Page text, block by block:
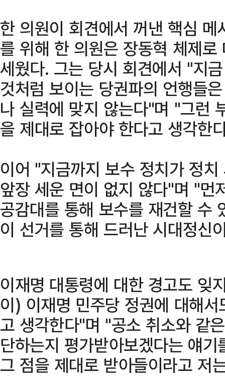
한 의원이 회견에서 꺼낸 핵심
를 위해 한 의원은 장동혁 체제
세웠다. 그는 당시 회견에서 "지
것처럼 보이는 당권파의 언행들
나 실력에 맞지 않는다"며 "그런
을 제대로 잡아야 한다고 생각한
이어 "지금까지 보수 정치가 정
앞장 세운 면이 없지 않다"며 "먼
공감대를 통해 보수를 재건할 수
이 선거를 통해 드러난 시대정신
이재명 대통령에 대한 경고도 잊
이) 이재명 민주당 정권에 대해
고 생각한다"며 "공소 취소와 같
단하는지 평가받아보겠다는 얘
그 점을 제대로 받아들이라고 저